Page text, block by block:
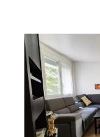
NANTES 44
100 m 2, 4 pièces
Ref : 3265
279